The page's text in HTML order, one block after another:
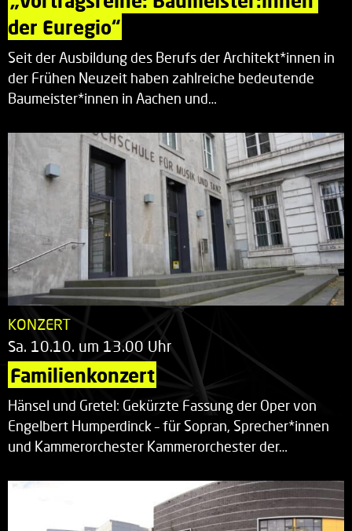
der Euregio“
Seit der Ausbildung des Berufs der Architekt*innen in
der Frühen Neuzeit haben zahlreiche bedeutende
Baumeister*innen in Aachen und…
KONZERT
Sa. 10.10. um 13.00 Uhr
Familienkonzert
Hänsel und Gretel: Gekürzte Fassung der Oper von
Engelbert Humperdinck – für Sopran, Sprecher*innen
und Kammerorchester Kammerorchester der…